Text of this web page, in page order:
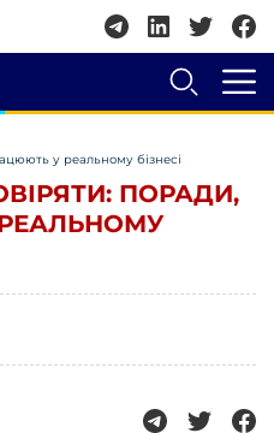
у реальному бізнесі
ПОРАДИ,